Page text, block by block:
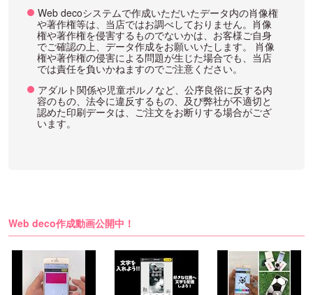
Web decoシステムで作成いただいたデータ内の肖像権
や著作権等は、当店ではお調べしておりません。肖像
権や著作権を侵害するものでないかは、お客様ご自身
でご確認の上、データ作成をお願いいたします。 肖像
権や著作権の侵害による問題が生じた場合でも、当店
では責任を負いかねますのでご注意ください。
アダルト関係や児童ポルノなど、公序良俗に反する内
容のもの、法令に違反するもの、及び弊社が不適切と
認めた印刷データは、ご注文をお断りする場合がござ
います。
Web deco作成動画公開中！